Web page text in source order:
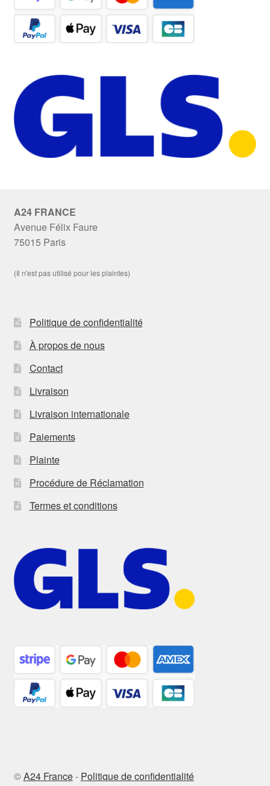
A24 FRANCE
Avenue Félix Faure
75015 Paris
(Il n'est pas utilisé pour les plaintes)
Politique de confidentialité
À propos de nous
Contact
Livraison
Livraison internationale
Paiements
Plainte
Procédure de Réclamation
Termes et conditions
©A24 France- Politique de confidentialité